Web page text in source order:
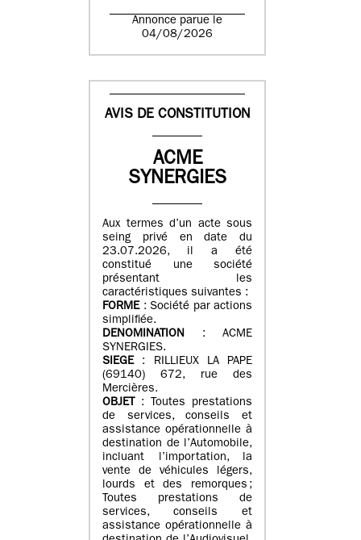
Annonce parue le
04/08/2026
AVIS DE CONSTITUTION
ACME
SYNERGIES
Aux termes d’un acte sous
seing privé en date du
23.07.2026, il a été
constitué une société
présentant les
caractéristiques suivantes :
FORME: Société par actions
simplifiée.
DENOMINATION : ACME
SYNERGIES.
SIEGE: RILLIEUX LA PAPE
(69140) 672, rue des
Mercières.
OBJET
: Toutes prestations
de services, conseils et
assistance opérationnelle à
destination de l’Automobile,
incluant l’importation, la
vente de véhicules légers,
lourds et des remorques ;
Toutes prestations de
services, conseils et
assistance opérationnelle à